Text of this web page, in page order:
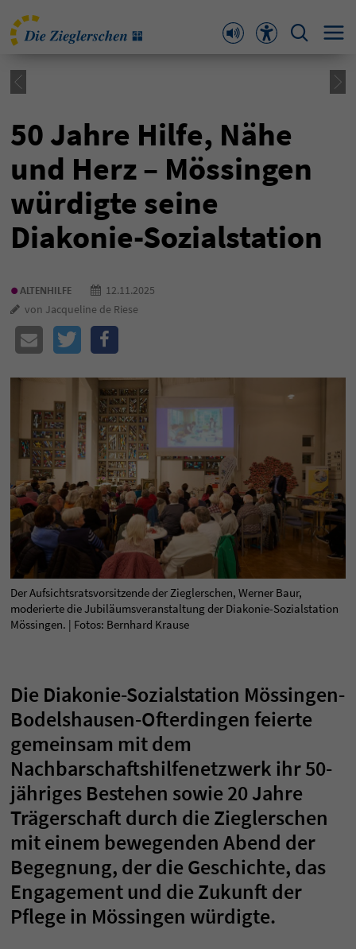
50 Jahre Hilfe, Nähe
und Herz – Mössingen
würdigte seine
Diakonie-Sozialstation
•ALTENHILFE
12.11.2025
von Jacqueline de Riese
Der Aufsichtsratsvorsitzende der Zieglerschen, Werner Baur,
moderierte die Jubiläumsveranstaltung der Diakonie-Sozialstation
Mössingen. | Fotos: Bernhard Krause
Die Diakonie-Sozialstation Mössingen-
Bodelshausen-Ofterdingen feierte
gemeinsam mit dem
Nachbarschaftshilfenetzwerk ihr 50-
jähriges Bestehen sowie 20 Jahre
Trägerschaft durch die Zieglerschen
mit einem bewegenden Abend der
Begegnung, der die Geschichte, das
Engagement und die Zukunft der
Pflege in Mössingen würdigte.